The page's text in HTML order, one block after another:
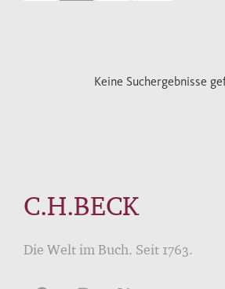
Keine Suchergebnisse
C.H.BECK
Die Welt im Buch. Seit 1763.